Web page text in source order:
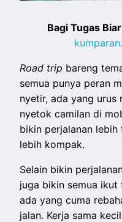
Bagi Tugas
Road trip bareng
semua punya peran
nyetir, ada yang urus
nyetok camilan di
bikin perjalanan
lebih kompak.
Selain bikin
juga bikin semua
ada yang cuma
jalan. Kerja sama